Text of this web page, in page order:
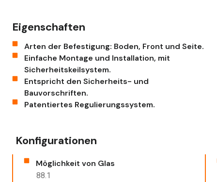
Eigenschaften
Arten der Befestigung: Boden, Front und Seite.
Einfache Montage und Installation, mit
Sicherheitskeilsystem.
Entspricht den Sicherheits- und
Bauvorschriften.
Patentiertes Regulierungssystem.
Konfigurationen
Möglichkeit von Glas
88.1